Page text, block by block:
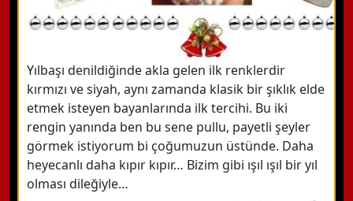
Yılbaşı denildiğinde akla gelen ilk renklerdir
kırmızı ve siyah, aynı zamanda klasik bir şıklık elde
etmek isteyen bayanlarında ilk tercihi. Bu iki
rengin yanında ben bu sene pullu, payetli şeyler
görmek istiyorum bi çoğumuzun üstünde. Daha
heyecanlı daha kıpır kıpır… Bizim gibi ışıl ışıl bir yıl
olması dileğiyle…